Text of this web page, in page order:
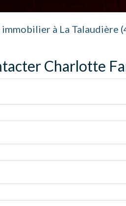
à La Talaudière
Charlotte